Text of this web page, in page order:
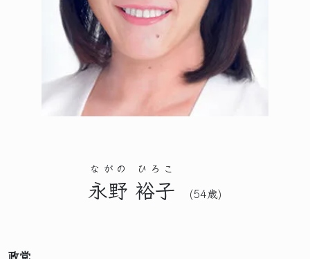
永野
ながの
裕子
ひろこ
(54歳)